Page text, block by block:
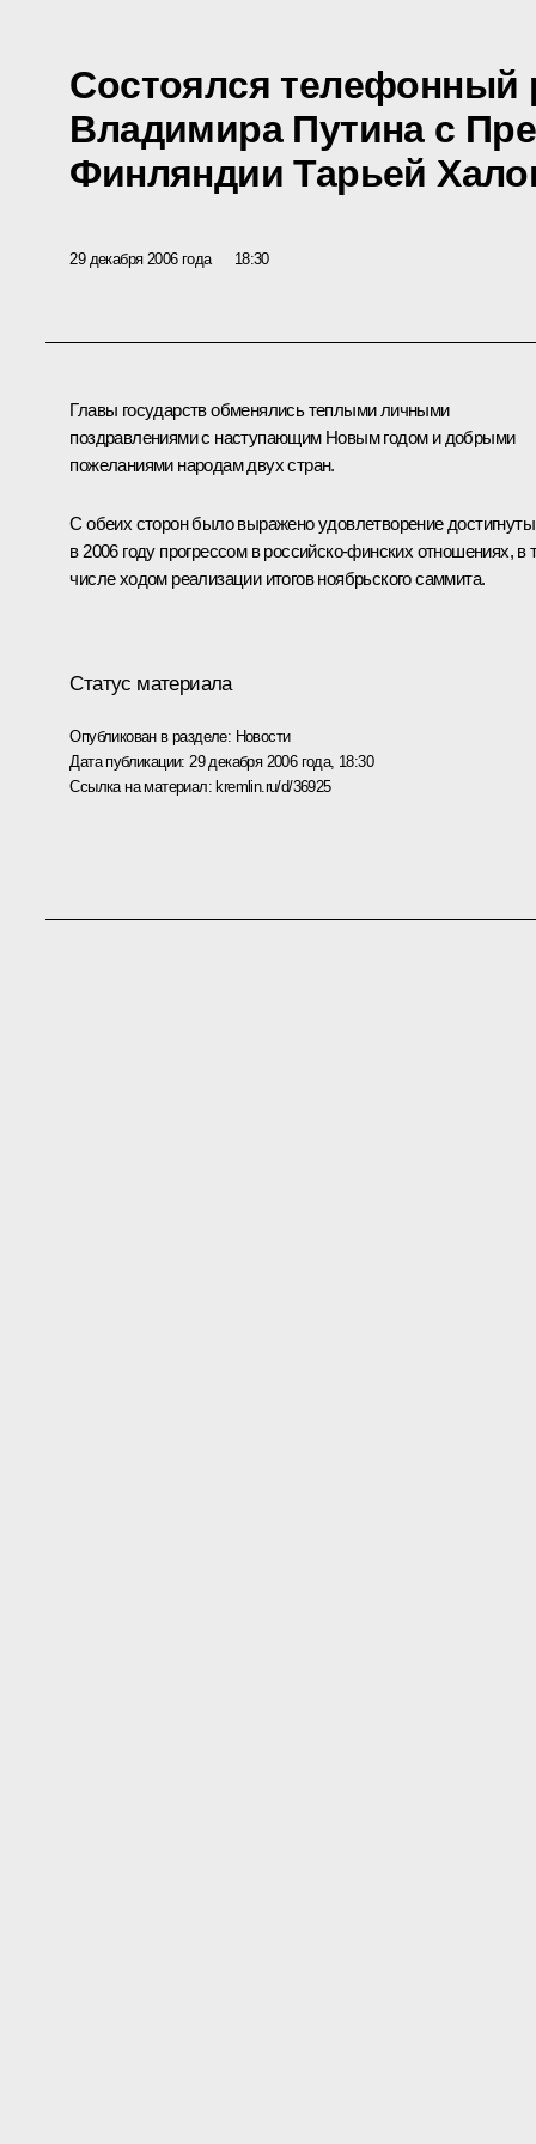
Состоялся телефонный
Владимира Путина с
Финляндии Тарьей
29 декабря 2006 года 18:30
Главы государств обменялись теплыми личными
поздравлениями с наступающим Новым годом и добрыми
пожеланиями народам двух стран.
С обеих сторон было выражено удовлетворение
в 2006 году прогрессом в российско-финских отношениях, в
числе ходом реализации итогов ноябрьского саммита.
Статус материала
Опубликован в разделе: Новости
Дата публикации: 29 декабря 2006 года, 18:30
Ссылка на материал:kremlin.ru/d/36925